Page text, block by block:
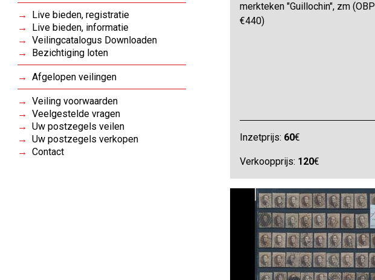
Live bieden, registratie
Live bieden, informatie
Veilingcatalogus Downloaden
Bezichtiging loten
Afgelopen veilingen
Veiling voorwaarden
Veelgestelde vragen
Uw postzegels veilen
Uw postzegels verkopen
Contact
merkteken "Guillochin", zm (OBP
€440)
Inzetprijs: 60€
Verkoopprijs: 120€